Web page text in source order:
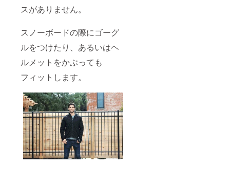
スがありません。
スノーボードの際にゴーグ
ルをつけたり、あるいはヘ
ルメットをかぶっても
フィットします。